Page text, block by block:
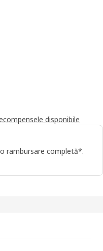
disponibile
rambursare completă*.